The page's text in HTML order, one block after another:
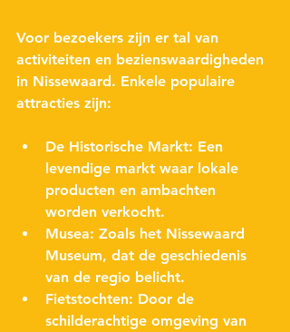
Voor bezoekers zijn er tal van
activiteiten en bezienswaardigheden
in Nissewaard. Enkele populaire
attracties zijn:
De Historische Markt: Een
levendige markt waar lokale
producten en ambachten
worden verkocht.
Musea: Zoals het Nissewaard
Museum, dat de geschiedenis
van de regio belicht.
Fietstochten: Door de
schilderachtige omgeving van